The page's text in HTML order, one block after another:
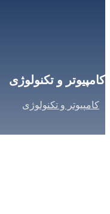
کامپیوتر و تکنولوژی
کامپیوتر و تکنولوژی